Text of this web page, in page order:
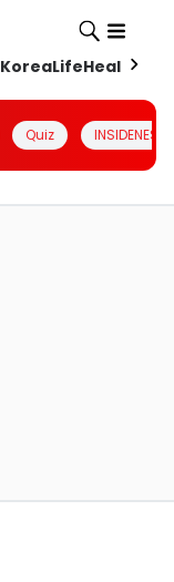
KoreaLifeHealth
Quiz INSIDENESIA